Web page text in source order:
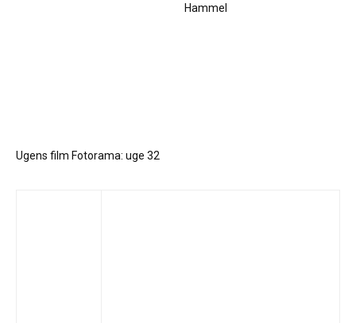
Hammel
Ugens film Fotorama: uge 32